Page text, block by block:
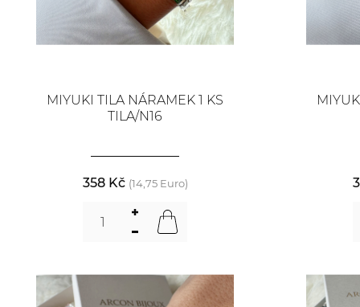
MIYUKI TILA NÁRAMEK 1 KS
TILA/N16
358 Kč (14,75 Euro)